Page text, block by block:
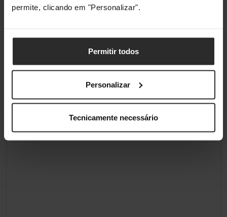
permite, clicando em "Personalizar".
Permitir todos
Personalizar
Tecnicamente necessário
Pesos e dimensões
Classificações